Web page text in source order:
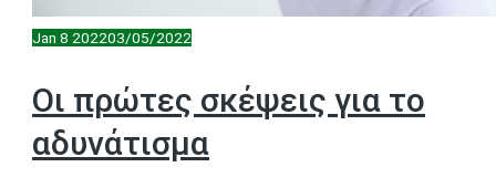
Jan 8 202203/05/2022
Οι πρώτες σκέψεις για το
αδυνάτισμα